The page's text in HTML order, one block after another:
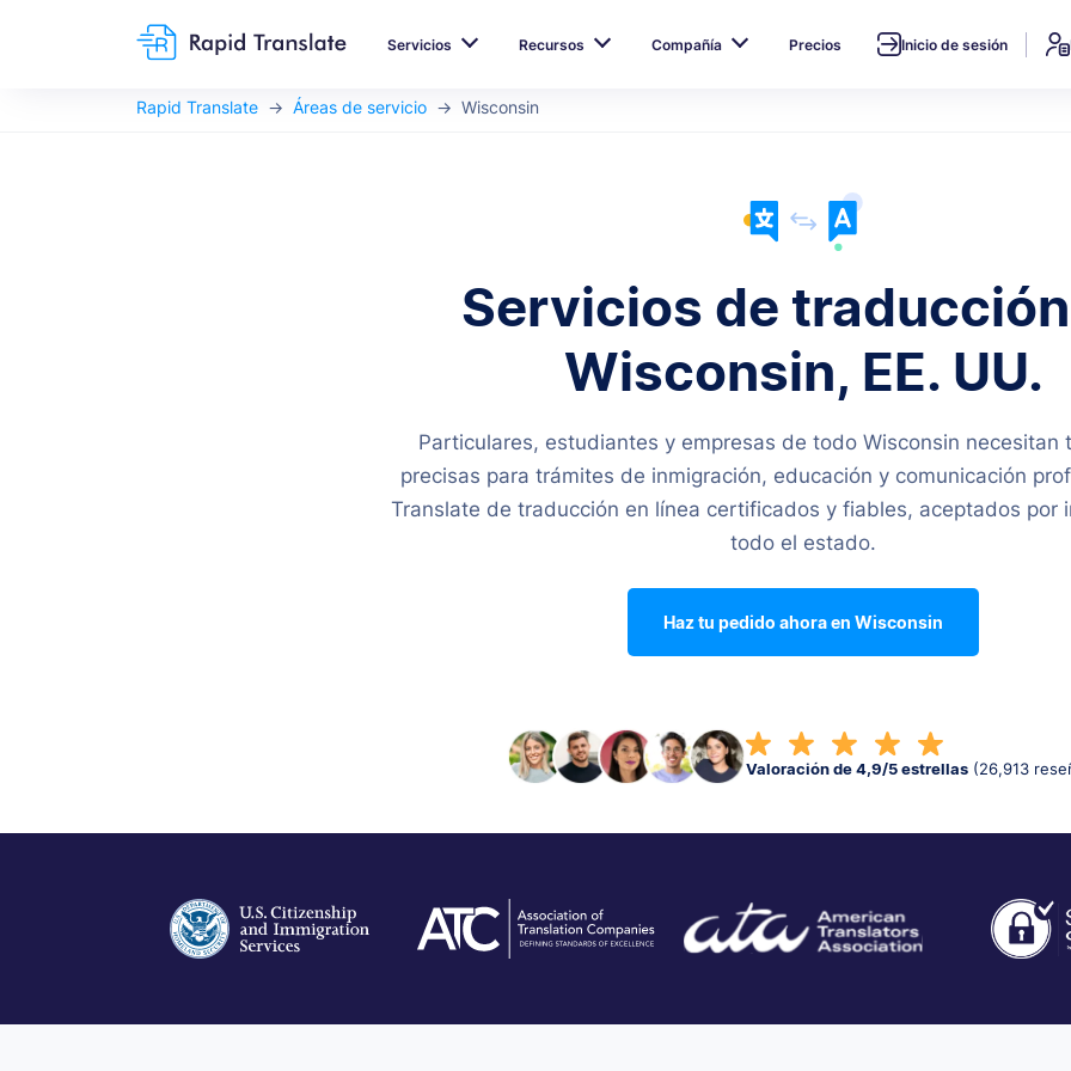
Servicios Recursos Compañía Precios Inicio de sesión
Rapid Translate Áreas de servicio Wisconsin
Servicios de
Wisconsin, EE. UU.
Particulares, estudiantes y empresas de todo Wisconsin necesitan
precisas para trámites de inmigración, educación y comunicación
Translate de traducción en línea certificados y fiables, aceptados por
todo el estado.
Haz tu pedido ahora en Wisconsin
Valoración de 4,9/5 estrellas (26,913